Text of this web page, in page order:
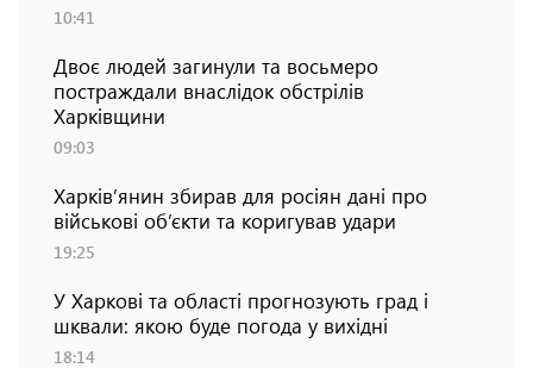
10:41
Двоє людей загинули та восьмеро
постраждали внаслідок обстрілів
Харківщини
09:03
Харків’янин збирав для росіян дані про
військові об’єкти та коригував удари
19:25
У Харкові та області прогнозують град і
шквали: якою буде погода у вихідні
18:14